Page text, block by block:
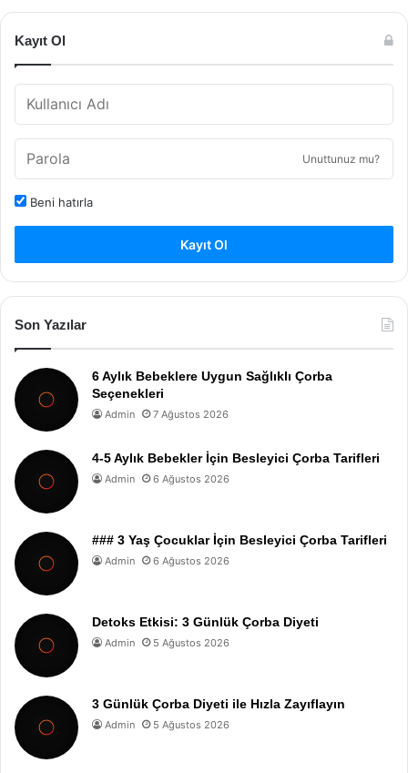
Kayıt Ol
Unuttunuz mu?
Beni hatırla
Kayıt Ol
Son Yazılar
6 Aylık Bebeklere Uygun Sağlıklı Çorba
Seçenekleri
Admin 7 Ağustos 2026
4-5 Aylık Bebekler İçin Besleyici Çorba Tarifleri
Admin 6 Ağustos 2026
### 3 Yaş Çocuklar İçin Besleyici Çorba Tarifleri
Admin 6 Ağustos 2026
Detoks Etkisi: 3 Günlük Çorba Diyeti
Admin 5 Ağustos 2026
3 Günlük Çorba Diyeti ile Hızla Zayıflayın
Admin 5 Ağustos 2026